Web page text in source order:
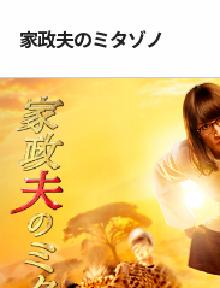
家政夫のミタゾノ